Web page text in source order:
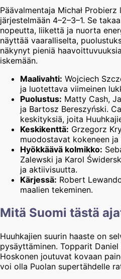
Päävalmentaja Michał
järjestelmään 4–2–3–1. Se
nopeutta, liikettä ja nuorta
näyttää vaaralliselta,
näkynyt pieniä
iskemään.
Maalivahti: Wojciech
ja luotettava viimeinen
Puolustus: Matty Cash,
ja Bartosz Bereszyński.
keskityksiä, joita
Keskikenttä: Grzegorz
muodostavat kokeneen
Hyökkäävä kolmikko:
Zalewski ja Karol
ja aktiivisuutta.
Kärjessä: Robert
maalien tekeminen.
Mitä Suomi tästä
Huuhkajien suurin haaste on
pysäyttäminen. Topparit Daniel
Hoskonen joutuvat kovaan
voi olla Puolan supertähdelle